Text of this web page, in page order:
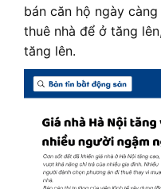
bán căn hộ ngày
thuê nhà để ở tăng
tăng lên.